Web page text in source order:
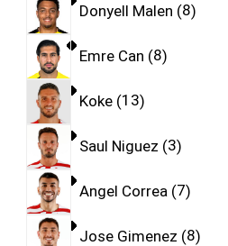
Donyell Malen 8
Emre Can 8
Koke 13
Saul Niguez 3
Angel Correa 7
Jose Gimenez 8